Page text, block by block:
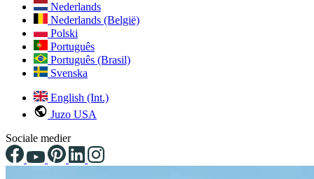
Nederlands
Nederlands (België)
Polski
Português
Português (Brasil)
Svenska
English (Int.)
Juzo USA
Sociale medier